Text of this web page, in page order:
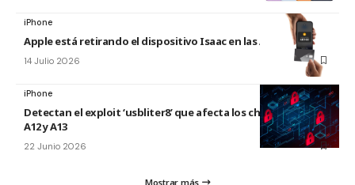
iPhone
Apple está retirando el dispositivo Isaac en las Apple Store
14 Julio 2026
iPhone
Detectan el exploit ‘usbliter8’ que afecta los chips de Apple
A12 y A13
22 Junio 2026
Mostrar más